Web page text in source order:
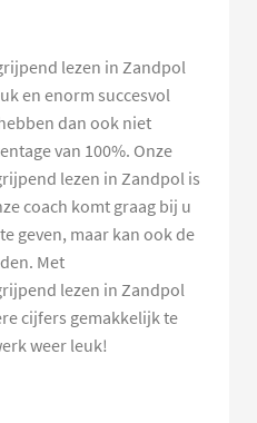
lezen in Zandpol
en enorm succesvol
dan ook niet
van 100%. Onze
lezen in Zandpol is
coach komt graag bij u
geven, maar kan ook de
Met
lezen in Zandpol
cijfers gemakkelijk te
weer leuk!